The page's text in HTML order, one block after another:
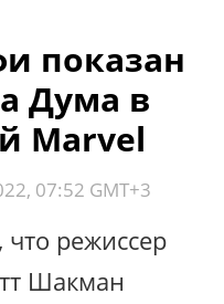
показан
Дума в
Marvel
07:52 GMT+3
режиссер
Шакман